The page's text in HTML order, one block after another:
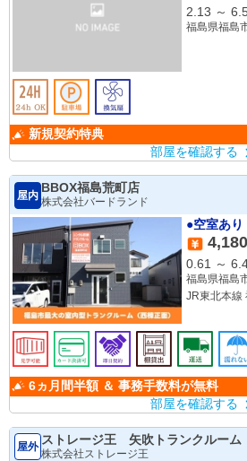
2.13 ～
福島県福島
新規契約特典
部屋を確認する
屋内
BBOX福島荒町店
株式会社バードランド
●空室あり
4,180
0.61
～
福島県福島
6ヵ月間半額 ＆ 事務手数料が無料
部屋を確認する
屋外 ストレージ王 矢吹トランクルーム
株式会社ストレージ王